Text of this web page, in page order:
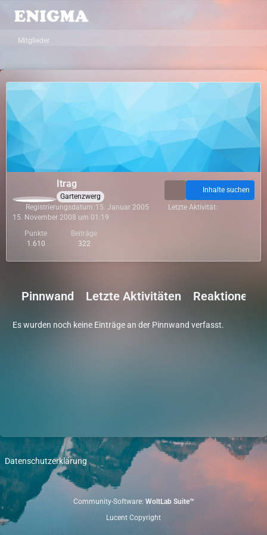
Mitglieder
Itrag
Gartenzwerg
Punkte
1.610
Beiträge
322
Inhalte suchen
Registrierungsdatum 15. Januar 2005
Letzte Aktivität
15. November 2008 um 01:19
Pinnwand Letzte Aktivitäten Reaktionen
Es wurden noch keine Einträge an der Pinnwand verfasst.
Datenschutzerklärung
Community-Software: WoltLab Suite™
Lucent Copyright